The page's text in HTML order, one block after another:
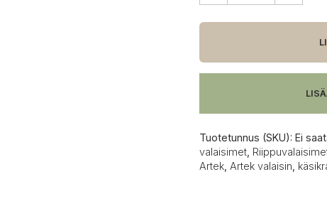
käsikranaatti
määrä
Tuotetunnus (SKU): Ei
valaisimet,
Artek, Artek valaisin